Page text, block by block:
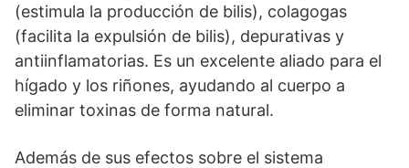
(estimula la producción de bilis), colagogas
(facilita la expulsión de bilis), depurativas y
antiinflamatorias. Es un excelente aliado para el
hígado y los riñones, ayudando al cuerpo a
eliminar toxinas de forma natural.
Además de sus efectos sobre el sistema